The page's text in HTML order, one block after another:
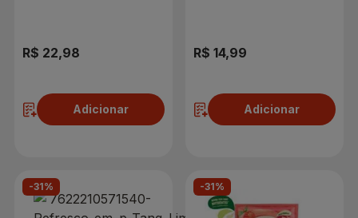
R$ 22,98
Adicionar
R$ 14,99
Adicionar
-31% -31%